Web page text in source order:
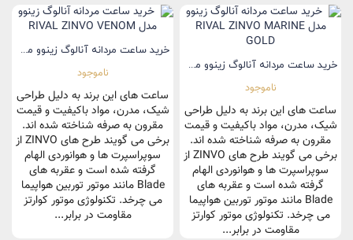
خرید ساعت مردانه آنالوگ زینوو مدل RIVAL ZINVO MARINE GOLD
ناموجود
ساعت های این برند به دلیل طراحی
شیک، مدرن، مواد باکیفیت و قیمت
مقرون به صرفه شناخته شده اند.
برخی می گویند طرح های ZINVO از
سوپراسپرت ها و هوانوردی الهام
گرفته شده است و عقربه های
Blade مانند موتور توربین هواپیما
می چرخد. تکنولوژی موتور کوارتز
مقاومت در برابر...
خرید ساعت مردانه آنالوگ زینوو مدل RIVAL ZINVO VENOM
ناموجود
ساعت های این برند به دلیل طراحی
شیک، مدرن، مواد باکیفیت و قیمت
مقرون به صرفه شناخته شده اند.
برخی می گویند طرح های ZINVO از
سوپراسپرت ها و هوانوردی الهام
گرفته شده است و عقربه های
Blade مانند موتور توربین هواپیما
می چرخد. تکنولوژی موتور کوارتز
مقاومت در برابر...